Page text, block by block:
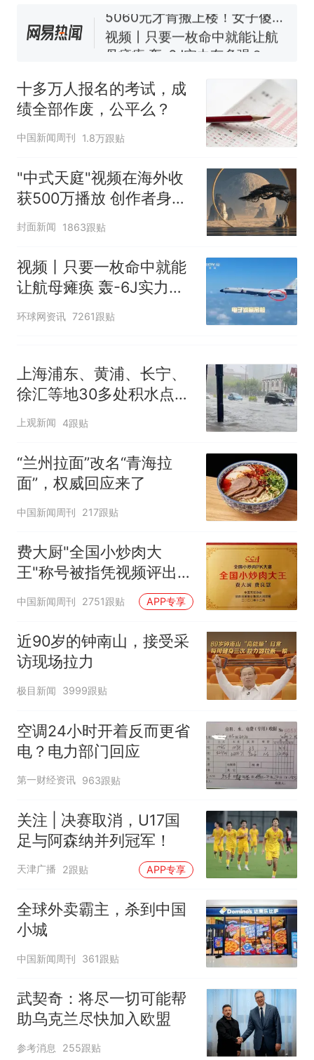
了……
视频丨只要一枚命中就能让航
母瘫痪 轰-6J实力有多强？
电力部门回应
佛山一中学招聘物理教师，笔
试前13名均遭淘汰？教育局：
已叫停招聘，成立调查组全面
热 十多万人报名的考试，成绩
十多万人报名的考试，成
绩全部作废，公平么？
中国新闻周刊 1.8万跟贴
"中式天庭"视频在海外收
获500万播放 创作者身份
披露
封面新闻 1863跟贴
视频丨只要一枚命中就能
让航母瘫痪 轰-6J实力有
多强？
环球网资讯 7261跟贴
上海浦东、黄浦、长宁、
徐汇等地30多处积水点正
在抢排
上观新闻 4跟贴
“兰州拉面”改名“青海拉
面”，权威回应来了
中国新闻周刊 217跟贴
费大厨"全国小炒肉大
王"称号被指凭视频评出
官方回应
中国新闻周刊 2751跟贴 APP专享
近90岁的钟南山，接受采
访现场拉力
极目新闻 3999跟贴
空调24小时开着反而更省
电？电力部门回应
第一财经资讯 963跟贴
关注 | 决赛取消，U17国
足与阿森纳并列冠军！
天津广播 2跟贴 APP专享
全球外卖霸主，杀到中国
小城
中国新闻周刊 361跟贴
武契奇：将尽一切可能帮
助乌克兰尽快加入欧盟
参考消息 255跟贴